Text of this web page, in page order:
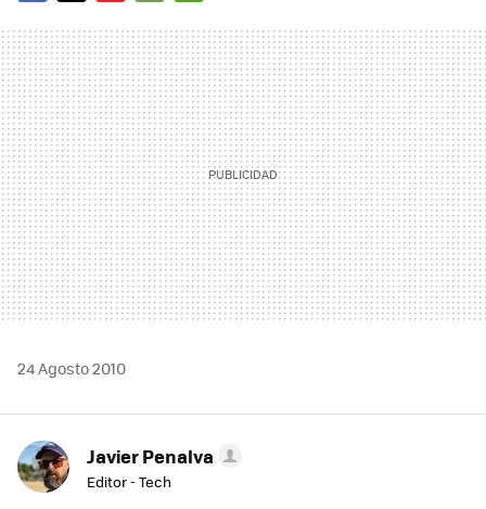
MAIL
24 Agosto 2010
Javier Penalva
Editor - Tech